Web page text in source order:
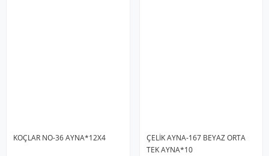
KOÇLAR NO-36 AYNA*12X4
ÇELİK AYNA-167 BEYAZ ORTA
TEK AYNA*10